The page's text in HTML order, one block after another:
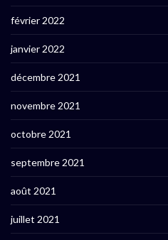
février 2022
janvier 2022
décembre 2021
novembre 2021
octobre 2021
septembre 2021
août 2021
juillet 2021